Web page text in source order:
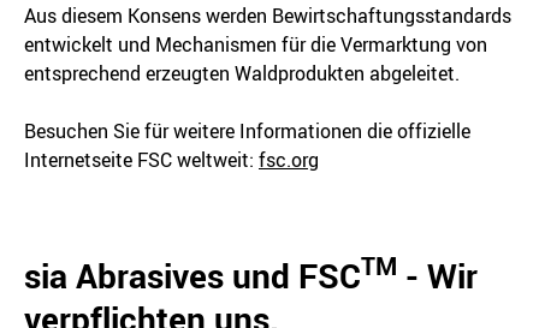
Aus diesem Konsens werden Bewirtschaftungsstandards
entwickelt und Mechanismen für die Vermarktung von
entsprechend erzeugten Waldprodukten abgeleitet.
Besuchen Sie für weitere Informationen die offizielle
Internetseite FSC weltweit: fsc.org
sia Abrasives und FSCTM - Wir
verpflichten uns.